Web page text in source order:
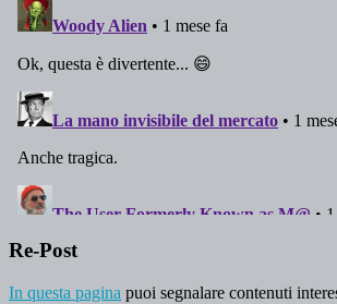
Re-Post
In questa pagina puoi segnalare contenuti